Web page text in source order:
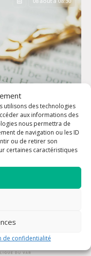
utilisons des technologies
aux informations des
nous permettra de
de navigation ou les ID
ou de retirer son
certaines caractéristiques
de confidentialité